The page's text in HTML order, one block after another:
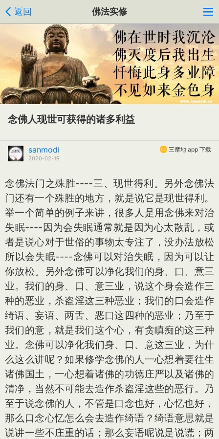
返回 佛法实修
念佛人现世可获得的诸多利益
三摩地 app 下载
sanmodi
2020-02-19
念佛法门之殊胜----三、现世得利。另外念佛法
门还有一个殊胜的地方，就是说它是现世得利。
举一个简单的例子来讲，很多人是用念佛来对治
失眠----因为会失眠通常就是因为心太散乱，或
者是说心对于世俗的事物太专注了，没办法放松
所以会失眠----念佛可以对治失眠，因为可以让
你放松。另外念佛可以净化我们的身、口、意三
业。我们的身、口、意三业，说这个身会造作三
种的恶业，杀盗淫这三种恶业；我们的口会造作
绮语、妄语、两舌、恶口这四种的恶业；乃至于
我们的意，就是我们这个心，有贪瞋痴的这三种
业。念佛可以净化我们身、口、意这三业，为什
么这么讲呢？如果修学念佛的人一心想着要往生
诸佛国土，一心想着诸佛的功德庄严以及诸佛的
清净，当然不可能去造作杀盗淫这些的恶行。乃
至于说念佛的人，不管是口念也好，心忆也好，
那么口念心忆怎么会去造作绮语？绮语意思就是
说讲一些不庄重的话；那么妄语呢说是说谎；两